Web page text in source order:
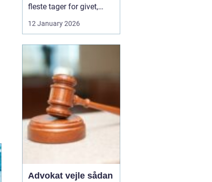
fleste tager for givet,
eller en stikkontakt bliver
problemer, kan det
hurtigt blive både utrygt
og dyrt, hvis der ikke
reageres rigtigt. Derfor
giver ...
12 January 2026
Advokat vejle sådan